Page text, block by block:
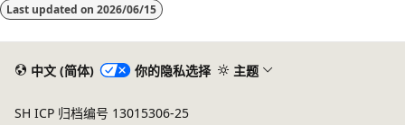
模
式
Last updated on 2026/06/15
中文 (简体) 你的隐私选择 主题
SH ICP 归档编号 13015306-25